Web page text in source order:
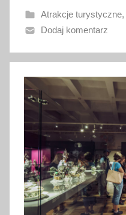
a
n
1
3
o
p
a
d
Atrakcje turystyczne,
Dodaj komentarz